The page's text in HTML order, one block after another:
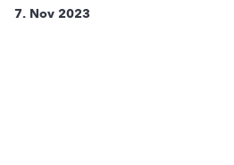
7. Nov 2023